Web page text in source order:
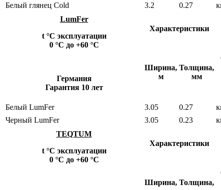
Белый глянец Cold 3.2 0.27
LumFer
t °С эксплуатации
0 °С до +60 °С
Германия
Гарантия 10 лет
Характеристики
Ширина,
м
Толщина,
мм
Белый LumFer 3.05 0.27
Черный LumFer
3.05 0.23
TEQTUM
t °С эксплуатации
0 °С до +60 °С
Характеристики
Ширина, Толщина,